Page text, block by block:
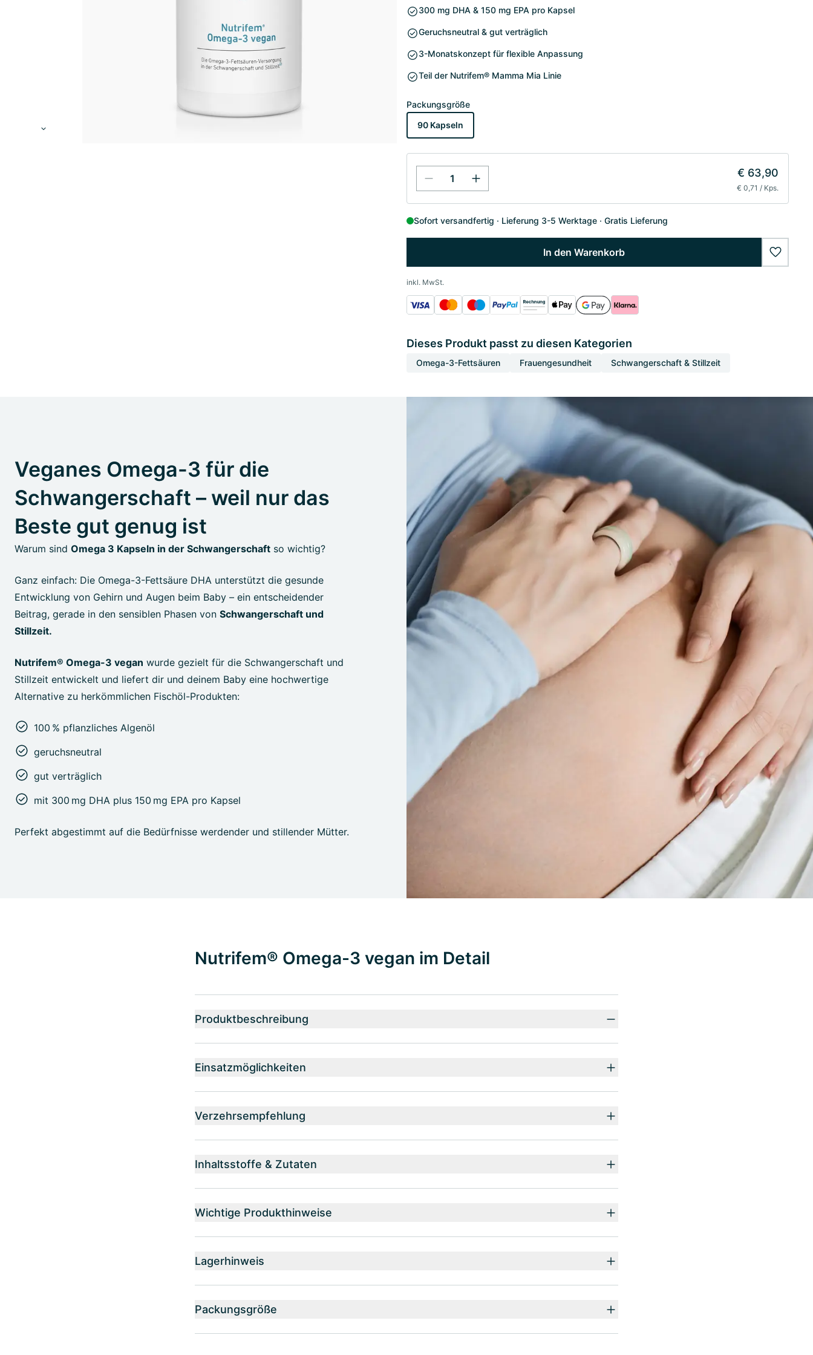
300 mg DHA & 150 mg EPA pro Kapsel
Geruchsneutral & gut verträglich
3-Monatskonzept für flexible Anpassung
Teil der Nutrifem® Mamma Mia Linie
Packungsgröße
90 Kapseln
€ 63,90
€ 0,71 / Kps.
Sofort versandfertig Lieferung 3-5 Werktage Gratis Lieferung
In den Warenkorb
inkl. MwSt.
Dieses Produkt passt zu diesen Kategorien
Omega-3-Fettsäuren Frauengesundheit Schwangerschaft & Stillzeit
Veganes Omega-3 für die
Schwangerschaft – weil nur das
Beste gut genug ist
Warum sind Omega 3 Kapseln in der Schwangerschaft so wichtig?
Ganz einfach: Die Omega-3-Fettsäure DHA unterstützt die gesunde
Entwicklung von Gehirn und Augen beim Baby – ein entscheidender
Beitrag, gerade in den sensiblen Phasen von Schwangerschaft und
Stillzeit.
Nutrifem® Omega-3 vegan wurde gezielt für die Schwangerschaft und
Stillzeit entwickelt und liefert dir und deinem Baby eine hochwertige
Alternative zu herkömmlichen Fischöl-Produkten:
100 % pflanzliches Algenöl
geruchsneutral
gut verträglich
mit 300 mg DHA plus 150 mg EPA pro Kapsel
Perfekt abgestimmt auf die Bedürfnisse werdender und stillender Mütter.
Nutrifem® Omega-3 vegan im Detail
Produktbeschreibung
Einsatzmöglichkeiten
Verzehrsempfehlung
Inhaltsstoffe & Zutaten
Wichtige Produkthinweise
Lagerhinweis
Packungsgröße